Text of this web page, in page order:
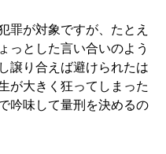
罪が対象ですが、たとえ
っとした言い合いのよう
譲り合えば避けられたは
が大きく狂ってしまった
吟味して量刑を決めるの